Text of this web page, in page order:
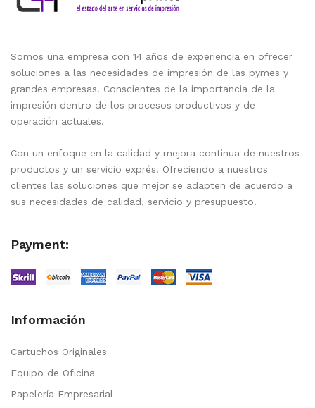
Somos una empresa con 14 años de experiencia en ofrecer
soluciones a las necesidades de impresión de las pymes y
grandes empresas. Conscientes de la importancia de la
impresión dentro de los procesos productivos y de
operación actuales.
Con un enfoque en la calidad y mejora continua de nuestros
productos y un servicio exprés. Ofreciendo a nuestros
clientes las soluciones que mejor se adapten de acuerdo a
sus necesidades de calidad, servicio y presupuesto.
Payment:
Información
Cartuchos Originales
Equipo de Oficina
Papelería Empresarial